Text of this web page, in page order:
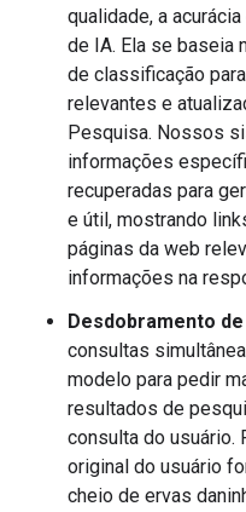
qualidade, a
de IA. Ela se
de classificação
relevantes e
Pesquisa. Nossos
informações
recuperadas para
e útil, mostrando
páginas da web
informações na
Desdobramento
consultas
modelo para pedir
resultados de
consulta do usuário.
original do usuário
cheio de ervas